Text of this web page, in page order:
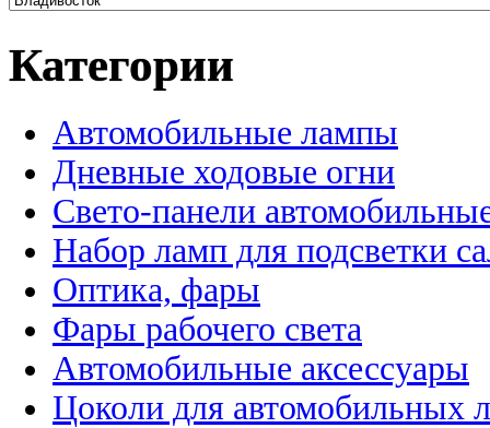
Категории
Автомобильные лампы
Дневные ходовые огни
Свето-панели
Набор ламп для подсветки
Оптика, фары
Фары рабочего света
Автомобильные аксессуары
Цоколи для автомобильных